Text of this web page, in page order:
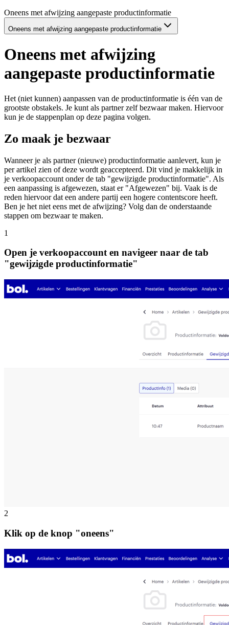
Oneens met afwijzing aangepaste productinformatie
Oneens met afwijzing aangepaste productinformatie
Oneens met afwijzing
aangepaste productinformatie
Het (niet kunnen) aanpassen van de productinformatie is één van de
grootste obstakels. Je kunt als partner zelf bezwaar maken. Hiervoor
kun je de stappenplan op deze pagina volgen.
Zo maak je bezwaar
Wanneer je als partner (nieuwe) productinformatie aanlevert, kun je
per artikel zien of deze wordt geaccepteerd. Dit vind je makkelijk in
je verkoopaccount onder de tab "gewijzigde productinformatie". Als
een aanpassing is afgewezen, staat er "Afgewezen" bij. Vaak is de
reden hiervoor dat een andere partij een hogere contentscore heeft.
Ben je het niet eens met de afwijzing? Volg dan de onderstaande
stappen om bezwaar te maken.
1
Open je verkoopaccount en navigeer naar de tab
"gewijzigde productinformatie"
2
Klik op de knop "oneens"